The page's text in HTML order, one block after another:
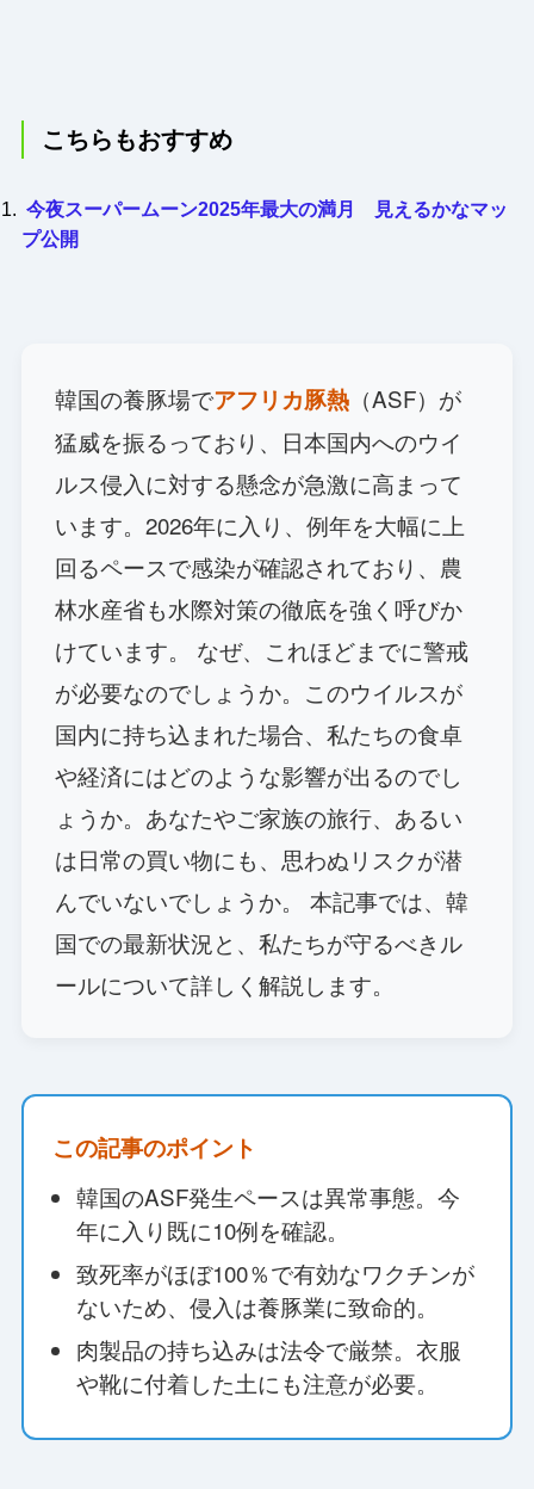
こちらもおすすめ
今夜スーパームーン2025年最大の満月 見えるかなマッ
プ公開
韓国の養豚場でアフリカ豚熱（ASF）が
猛威を振るっており、日本国内へのウイ
ルス侵入に対する懸念が急激に高まって
います。2026年に入り、例年を大幅に上
回るペースで感染が確認されており、農
林水産省も水際対策の徹底を強く呼びか
けています。 なぜ、これほどまでに警戒
が必要なのでしょうか。このウイルスが
国内に持ち込まれた場合、私たちの食卓
や経済にはどのような影響が出るのでし
ょうか。あなたやご家族の旅行、あるい
は日常の買い物にも、思わぬリスクが潜
んでいないでしょうか。 本記事では、韓
国での最新状況と、私たちが守るべきル
ールについて詳しく解説します。
この記事のポイント
韓国のASF発生ペースは異常事態。今
年に入り既に10例を確認。
致死率がほぼ100％で有効なワクチンが
ないため、侵入は養豚業に致命的。
肉製品の持ち込みは法令で厳禁。衣服
や靴に付着した土にも注意が必要。